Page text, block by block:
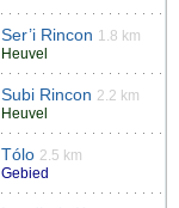
Ser’i Rincon 1.8 km
Heuvel
Subi Rincon 2.2 km
Heuvel
Tólo 2.5 km
Gebied